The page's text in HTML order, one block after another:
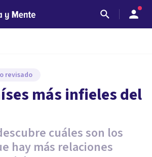
revisado
más infieles del
cuáles son los
hay más relaciones